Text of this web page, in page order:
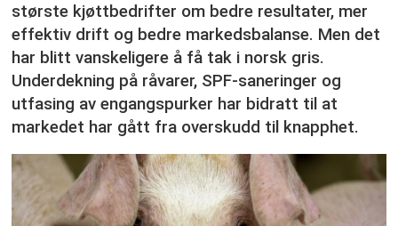
største kjøttbedrifter om bedre resultater, mer
effektiv drift og bedre markedsbalanse. Men det
har blitt vanskeligere å få tak i norsk gris.
Underdekning på råvarer, SPF-saneringer og
utfasing av engangspurker har bidratt til at
markedet har gått fra overskudd til knapphet.